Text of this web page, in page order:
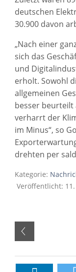
deutschen
30.900 davon
„Nach einer
sich das
und
erholt. Sowohl
allgemeinen
besser beurteilt
verharrt der
im Minus“, so
drehten per
Kategorie:
Veröffentlicht: